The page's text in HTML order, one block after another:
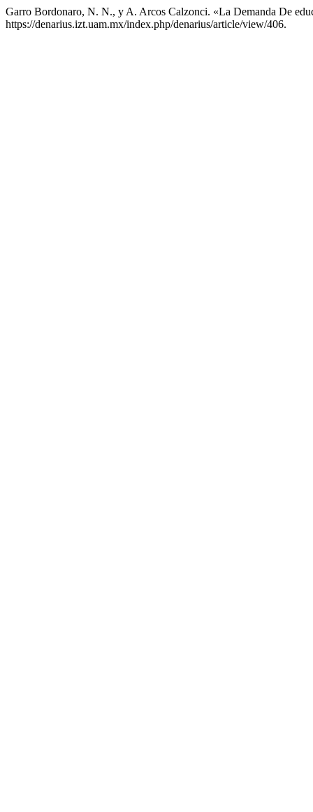
Garro Bordonaro, N. N., y A. Arcos Calzonci. «La Demanda De
https://denarius.izt.uam.mx/index.php/denarius/article/view/406.